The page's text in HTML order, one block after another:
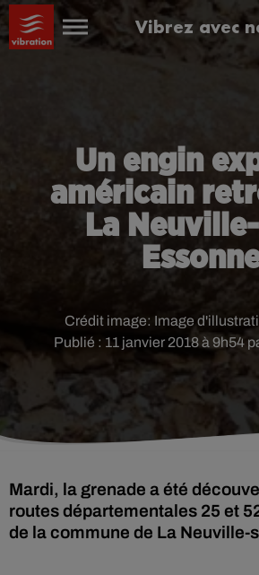
Vibrez avec
Un engin
américain
La
Publié : 11 janvier 2018 à 9h54
Crédit image: Image
Mardi, la grenade a été
routes départementales 25 et
de la commune de La Neuville-